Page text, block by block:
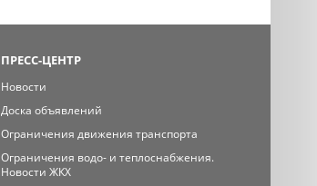
ПРЕСС-ЦЕНТР
Новости
Доска объявлений
Ограничения движения транспорта
Ограничения водо- и теплоснабжения.
Новости ЖКХ